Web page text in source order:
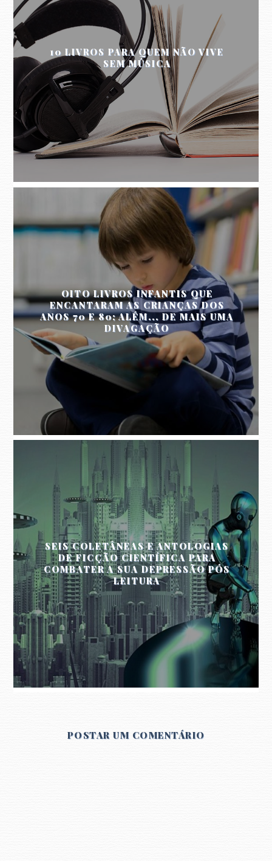
10 LIVROS PARA QUEM NÃO VIVE
SEM MÚSICA
OITO LIVROS INFANTIS QUE
ENCANTARAM AS CRIANÇAS DOS
ANOS 70 E 80; ALÉM... DE MAIS UMA
DIVAGAÇÃO
SEIS COLETÂNEAS E ANTOLOGIAS
DE FICÇÃO CIENTÍFICA PARA
COMBATER A SUA DEPRESSÃO PÓS
LEITURA
POSTAR UM COMENTÁRIO